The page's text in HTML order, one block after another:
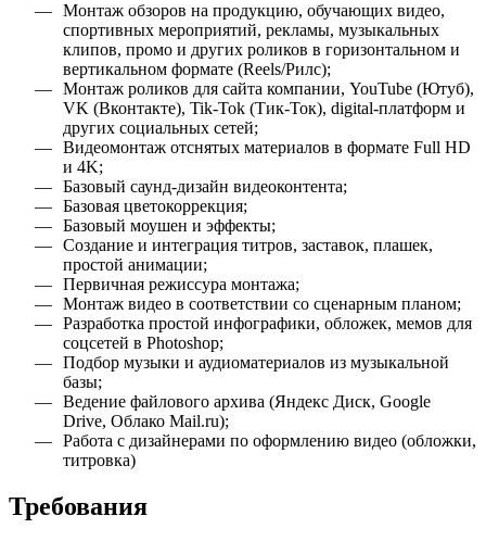
Монтаж обзоров на продукцию, обучающих видео,
спортивных мероприятий, рекламы, музыкальных
клипов, промо и других роликов в горизонтальном и
вертикальном формате (Reels/Рилс);
Монтаж роликов для сайта компании, YouTube (Ютуб),
VK (Вконтакте), Tik-Tok (Тик-Ток), digital-платформ и
других социальных сетей;
Видеомонтаж отснятых материалов в формате Full HD
и 4K;
Базовый саунд-дизайн видеоконтента;
Базовая цветокоррекция;
Базовый моушен и эффекты;
Создание и интеграция титров, заставок, плашек,
простой анимации;
Первичная режиссура монтажа;
Монтаж видео в соответствии со сценарным планом;
Разработка простой инфографики, обложек, мемов для
соцсетей в Photoshop;
Подбор музыки и аудиоматериалов из музыкальной
базы;
Ведение файлового архива (Яндекс Диск, Google
Drive, Облако Mail.ru);
Работа с дизайнерами по оформлению видео (обложки,
титровка)
Требования